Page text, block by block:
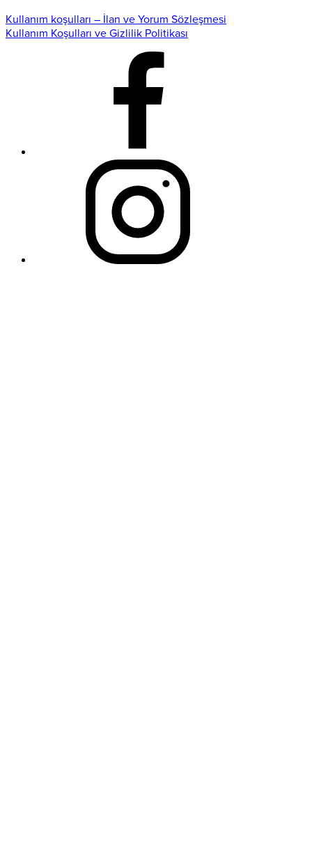
Kullanım koşulları – İlan ve Yorum Sözleşmesi
Kullanım Koşulları ve Gizlilik Politikası